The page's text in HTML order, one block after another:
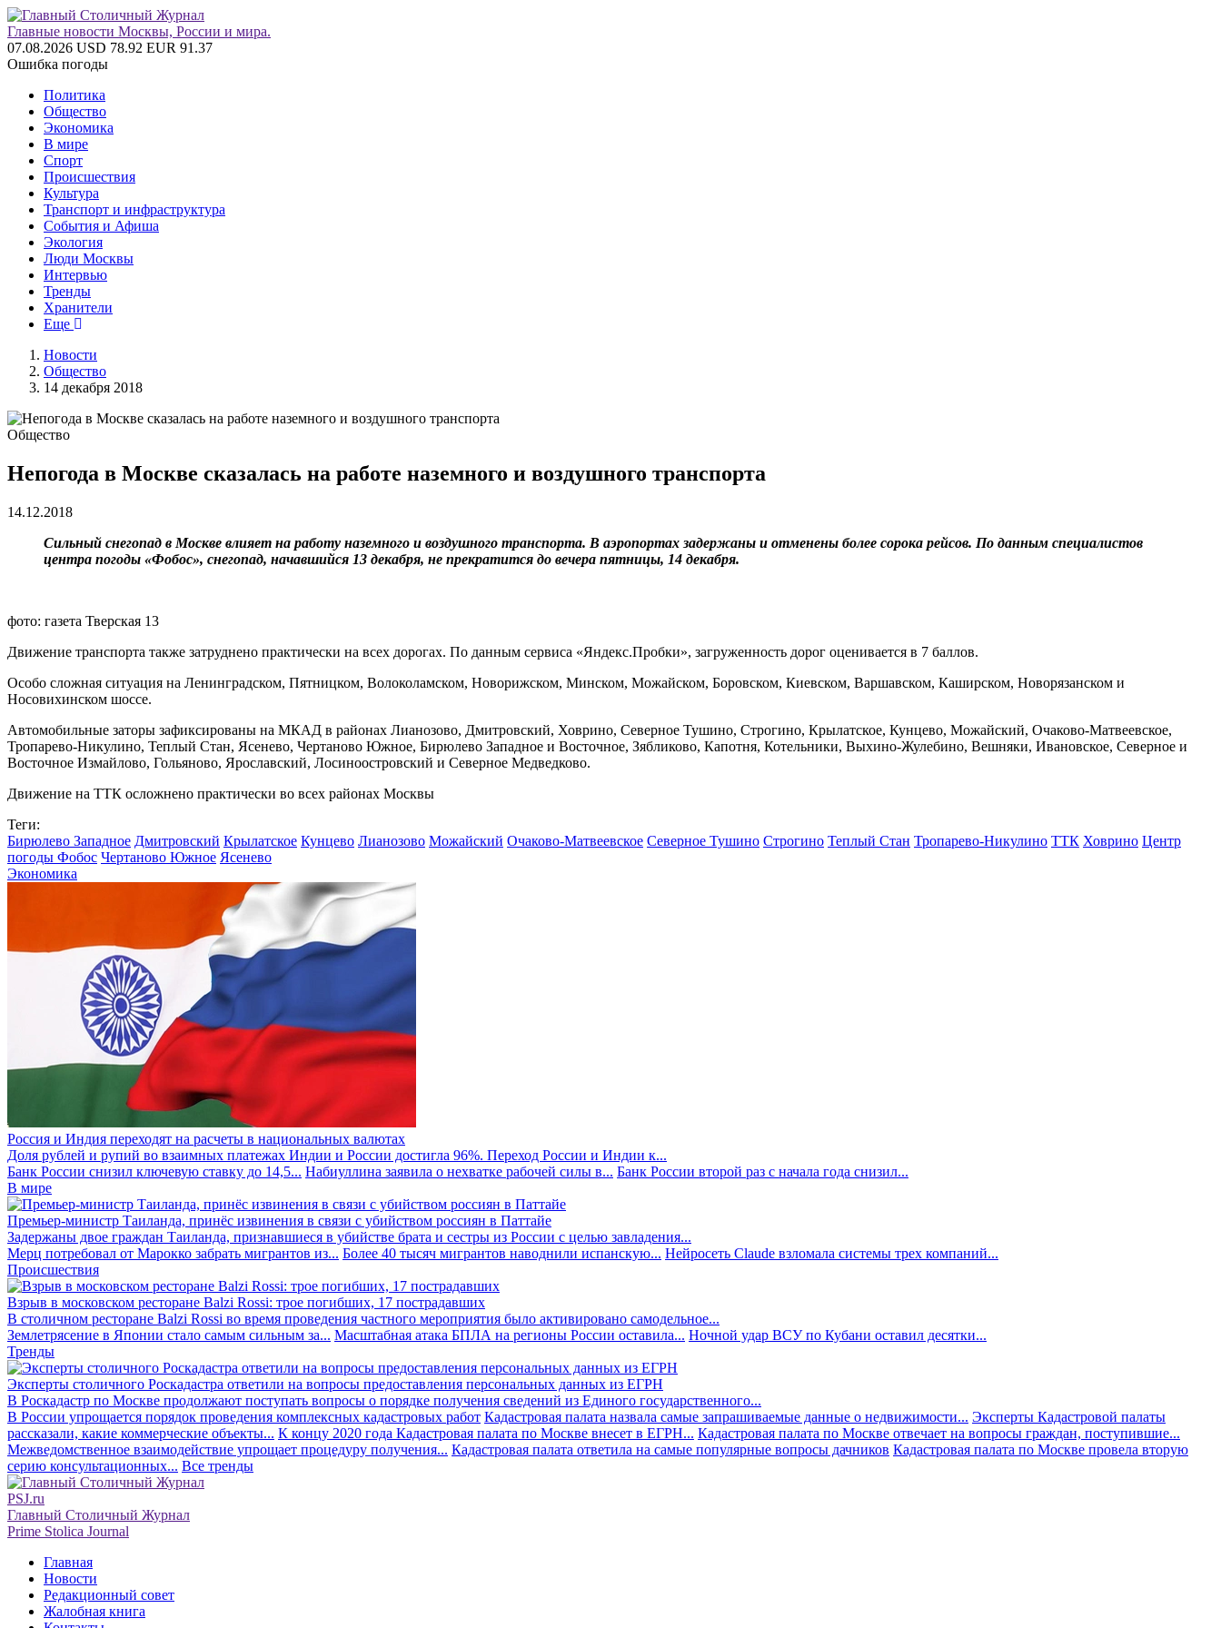
Главные новости Москвы, России и мира.
07.08.2026 USD 78.92 EUR 91.37
Ошибка погоды
Политика
Общество
Экономика
В мире
Спорт
Происшествия
Культура
Транспорт и инфраструктура
События и Афиша
Экология
Люди Москвы
Интервью
Тренды
Хранители
Еще
Новости
Общество
14 декабря 2018
Общество
Непогода в Москве сказалась на работе наземного и воздушного транспорта
14.12.2018
Сильный снегопад в Москве влияет на работу наземного и воздушного транспорта. В аэропортах задержаны и отменены более сорока рейсов. По данным специалистов
центра погоды «Фобос», снегопад, начавшийся 13 декабря, не прекратится до вечера пятницы, 14 декабря.
фото: газета Тверская 13
Движение транспорта также затруднено практически на всех дорогах. По данным сервиса «Яндекс.Пробки», загруженность дорог оценивается в 7 баллов.
Особо сложная ситуация на Ленинградском, Пятницком, Волоколамском, Новорижском, Минском, Можайском, Боровском, Киевском, Варшавском, Каширском, Новорязанском и
Носовихинском шоссе.
Автомобильные заторы зафиксированы на МКАД в районах Лианозово, Дмитровский, Ховрино, Северное Тушино, Строгино, Крылатское, Кунцево, Можайский, Очаково-Матвеевское,
Тропарево-Никулино, Теплый Стан, Ясенево, Чертаново Южное, Бирюлево Западное и Восточное, Зябликово, Капотня, Котельники, Выхино-Жулебино, Вешняки, Ивановское, Северное и
Восточное Измайлово, Гольяново, Ярославский, Лосиноостровский и Северное Медведково.
Движение на ТТК осложнено практически во всех районах Москвы
Теги:
Бирюлево Западное Дмитровский Крылатское Кунцево Лианозово Можайский Очаково-Матвеевское Северное Тушино Строгино Теплый Стан Тропарево-Никулино ТТК Ховрино Центр
погоды Фобос Чертаново Южное Ясенево
Экономика
Россия и Индия переходят на расчеты в национальных валютах
Доля рублей и рупий во взаимных платежах Индии и России достигла 96%. Переход России и Индии к...
Банк России снизил ключевую ставку до 14,5... Набиуллина заявила о нехватке рабочей силы в... Банк России второй раз с начала года снизил...
В мире
Премьер-министр Таиланда, принёс извинения в связи с убийством россиян в Паттайе
Задержаны двое граждан Таиланда, признавшиеся в убийстве брата и сестры из России с целью завладения...
Мерц потребовал от Марокко забрать мигрантов из... Более 40 тысяч мигрантов наводнили испанскую... Нейросеть Claude взломала системы трех компаний...
Происшествия
Взрыв в московском ресторане Balzi Rossi: трое погибших, 17 пострадавших
В столичном ресторане Balzi Rossi во время проведения частного мероприятия было активировано самодельное...
Землетрясение в Японии стало самым сильным за... Масштабная атака БПЛА на регионы России оставила... Ночной удар ВСУ по Кубани оставил десятки...
Тренды
Эксперты столичного Роскадастра ответили на вопросы предоставления персональных данных из ЕГРН
В Роскадастр по Москве продолжают поступать вопросы о порядке получения сведений из Единого государственного...
В России упрощается порядок проведения комплексных кадастровых работ Кадастровая палата назвала самые запрашиваемые данные о недвижимости... Эксперты Кадастровой палаты
рассказали, какие коммерческие объекты... К концу 2020 года Кадастровая палата по Москве внесет в ЕГРН... Кадастровая палата по Москве отвечает на вопросы граждан, поступившие...
Межведомственное взаимодействие упрощает процедуру получения... Кадастровая палата ответила на самые популярные вопросы дачников Кадастровая палата по Москве провела вторую
серию консультационных... Все тренды
PSJ.ru
Главный Столичный Журнал
Prime Stolica Journal
Главная
Новости
Редакционный совет
Жалобная книга